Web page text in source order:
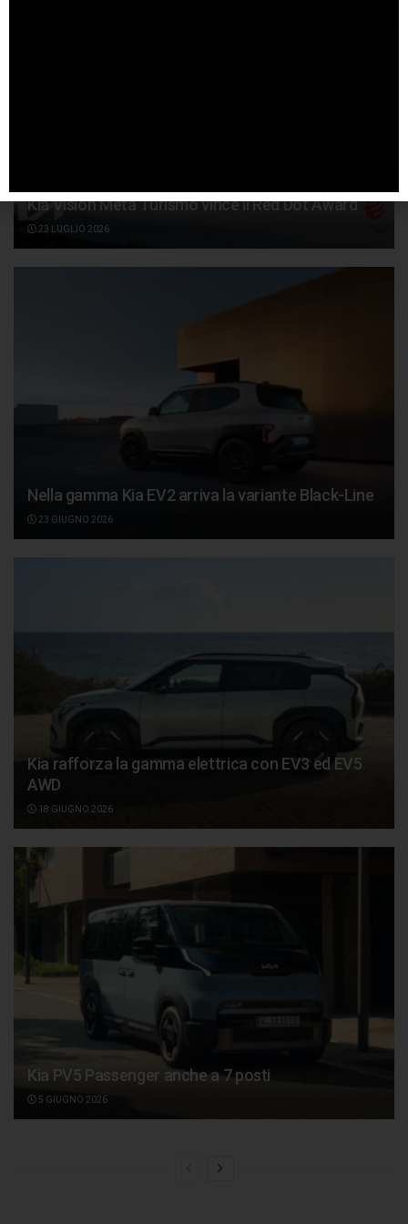
Kia Vision Meta Turismo vince il Red Dot Award
23 LUGLIO 2026
Nella gamma Kia EV2 arriva la variante Black-Line
23 GIUGNO 2026
Kia rafforza la gamma elettrica con EV3 ed EV5
AWD
18 GIUGNO 2026
Kia PV5 Passenger anche a 7 posti
5 GIUGNO 2026